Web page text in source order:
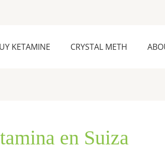
KETAMINE CRYSTAL METH
en Suiza